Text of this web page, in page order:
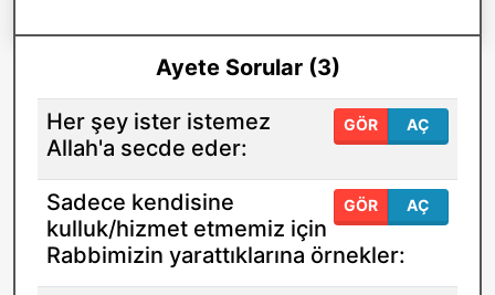
Ayete Sorular (3)
GÖR AÇ
Her şey ister istemez
Allah'a secde eder:
GÖR AÇ
Sadece kendisine
kulluk/hizmet etmemiz için
Rabbimizin yarattıklarına örnekler: